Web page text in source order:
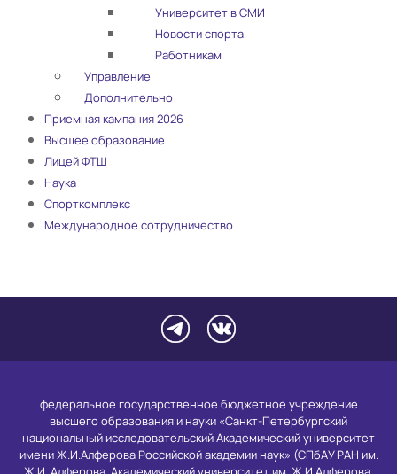
Университет в СМИ
Новости спорта
Работникам
Управление
Дополнительно
Приемная кампания 2026
Высшее образование
Лицей ФТШ
Наука
Спорткомплекс
Международное сотрудничество
федеральное государственное бюджетное учреждение
высшего образования и науки «Санкт-Петербургский
национальный исследовательский Академический университет
имени Ж.И.Алферова Российской академии наук» (СПбАУ РАН им.